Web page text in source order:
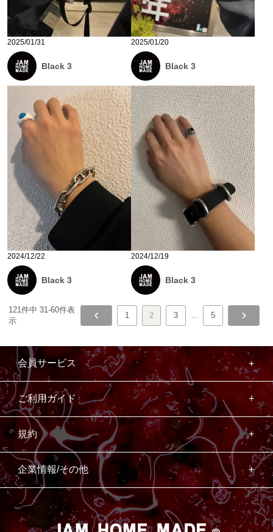
2025/01/31
Black 3
2025/01/20
Black 3
2024/12/22
Black 3
2024/12/19
Black 3
121件中 31-60件表
示
1 2 3 … 5
会員サービス
ご利用ガイド
規約
企業情報/その他